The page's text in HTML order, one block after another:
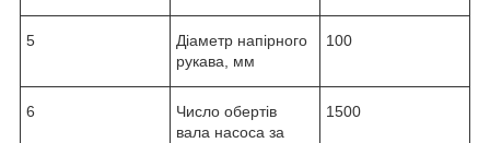
5
Діаметр напірного
рукава, мм
100
6
Число обертів
вала насоса за
1500